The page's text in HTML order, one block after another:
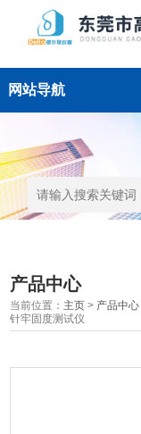
网站导航
产品中心
当前位置： 主页 > 产品中心
针牢固度测试仪